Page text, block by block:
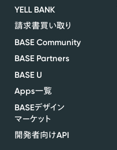
YELL BANK
請求書買い取り
BASE Community
BASE Partners
BASE U
Apps一覧
BASEデザイン
マーケット
開発者向けAPI